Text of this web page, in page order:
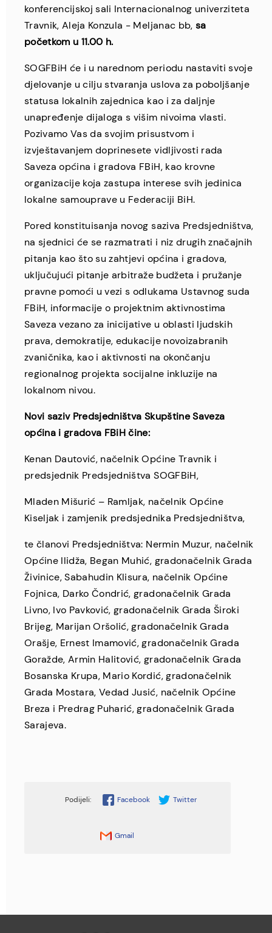
konferencijskoj sali Internacionalnog univerziteta
Travnik, Aleja Konzula - Meljanac bb, sa
početkom u 11.00 h.
SOGFBiH će i u narednom periodu nastaviti svoje
djelovanje u cilju stvaranja uslova za poboljšanje
statusa lokalnih zajednica kao i za daljnje
unapređenje dijaloga s višim nivoima vlasti.
Pozivamo Vas da svojim prisustvom i
izvještavanjem doprinesete vidljivosti rada
Saveza općina i gradova FBiH, kao krovne
organizacije koja zastupa interese svih jedinica
lokalne samouprave u Federaciji BiH.
Pored konstituisanja novog saziva Predsjedništva,
na sjednici će se razmatrati i niz drugih značajnih
pitanja kao što su zahtjevi općina i gradova,
uključujući pitanje arbitraže budžeta i pružanje
pravne pomoći u vezi s odlukama Ustavnog suda
FBiH, informacije o projektnim aktivnostima
Saveza vezano za inicijative u oblasti ljudskih
prava, demokratije, edukacije novoizabranih
zvaničnika, kao i aktivnosti na okončanju
regionalnog projekta socijalne inkluzije na
lokalnom nivou.
Novi saziv Predsjedništva Skupštine Saveza
općina i gradova FBiH čine:
Kenan Dautović, načelnik Općine Travnik i
predsjednik Predsjedništva SOGFBiH,
Mladen Mišurić – Ramljak, načelnik Općine
Kiseljak i zamjenik predsjednika Predsjedništva,
te članovi Predsjedništva: Nermin Muzur, načelnik
Općine Ilidža, Began Muhić, gradonačelnik Grada
Živinice, Sabahudin Klisura, načelnik Općine
Fojnica, Darko Čondrić, gradonačelnik Grada
Livno, Ivo Pavković, gradonačelnik Grada Široki
Brijeg, Marijan Oršolić, gradonačelnik Grada
Orašje, Ernest Imamović, gradonačelnik Grada
Goražde, Armin Halitović, gradonačelnik Grada
Bosanska Krupa, Mario Kordić, gradonačelnik
Grada Mostara, Vedad Jusić, načelnik Općine
Breza i Predrag Puharić, gradonačelnik Grada
Sarajeva.
Facebook Twitter
Gmail